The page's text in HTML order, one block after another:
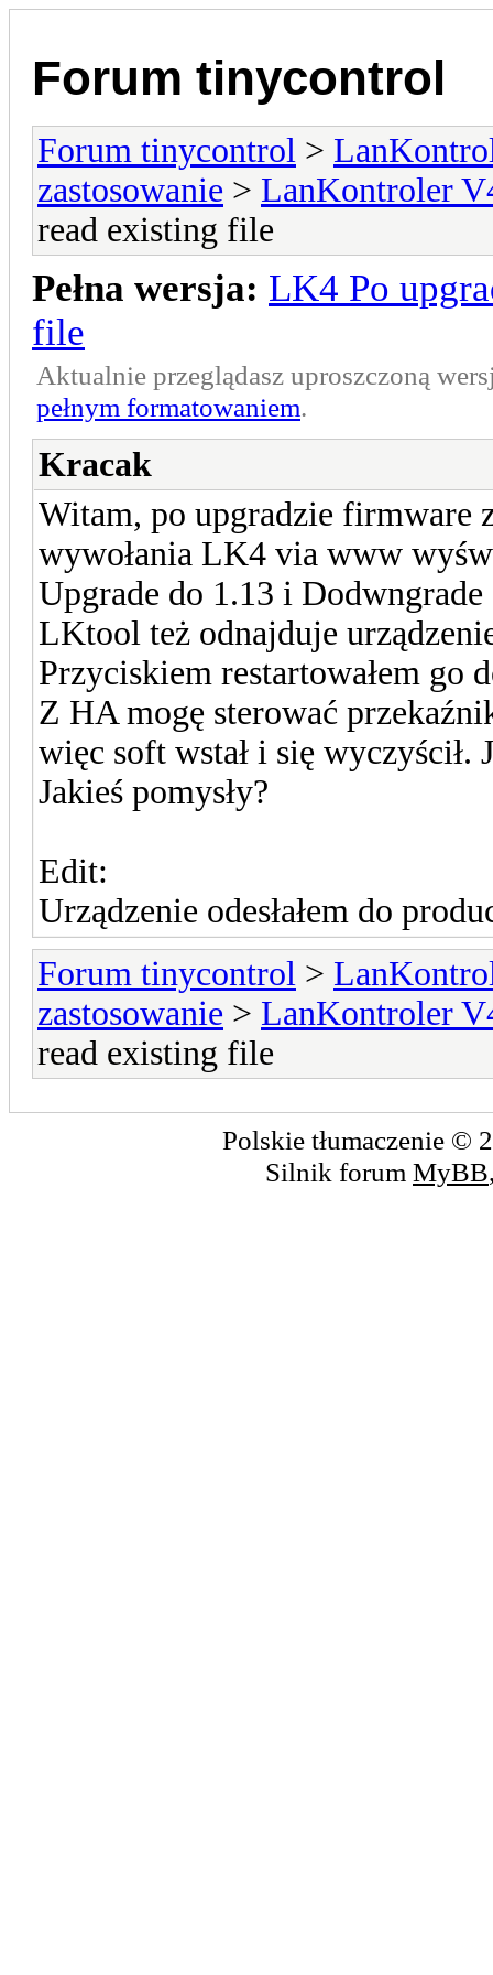
Forum tinycontrol
Forum tinycontrol >
zastosowanie > LanKontroler
read existing file
Pełna wersja: LK4 Po
file
Aktualnie przeglądasz uproszczoną
pełnym formatowaniem.
Kracak
Witam, po upgradzie firmware
wywołania LK4 via www
Upgrade do 1.13 i
LKtool też odnajduje
Przyciskiem restartowałem go
Z HA mogę sterować
więc soft wstał i się
Jakieś pomysły?
Edit:
Urządzenie odesłałem do
Forum tinycontrol >
zastosowanie > LanKontroler
read existing file
Polskie tłumaczenie ©
Silnik forum MyBB